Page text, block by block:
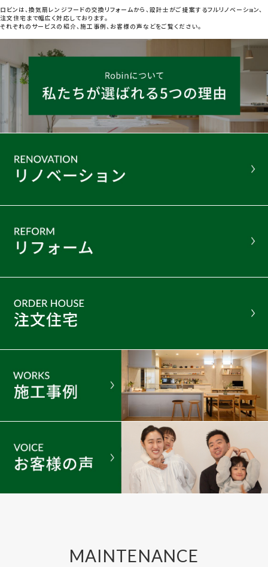
ロビンは、換気扇レンジフードの交換リフォームから、設計士がご提案するフルリノベーション、
注文住宅まで幅広く対応しております。
それぞれのサービスの紹介、施工事例、お客様の声などをご覧ください。
MAINTENANCE